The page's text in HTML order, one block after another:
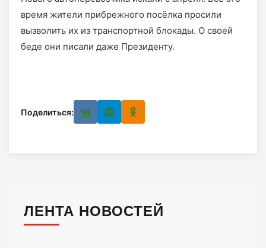
время жители прибрежного посёлка просили
вызволить их из транспортной блокады. О своей
беде они писали даже Президенту.
Поделиться:
ЛЕНТА НОВОСТЕЙ